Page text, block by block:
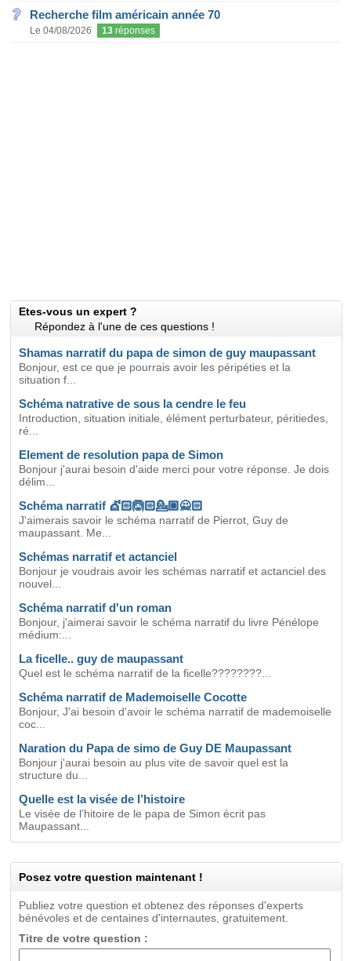
Recherche film américain année 70
Le 04/08/2026 13 réponses
Etes-vous un expert ?
Répondez à l'une de ces questions !
Shamas narratif du papa de simon de guy maupassant
Bonjour, est ce que je pourrais avoir les péripéties et la
situation f...
Schéma natrative de sous la cendre le feu
Introduction, situation initiale, élément perturbateur, péritiedes,
ré...
Element de resolution papa de Simon
Bonjour j'aurai besoin d'aide merci pour votre réponse. Je dois
délim...
Schéma narratif 💇🏻🙆🏻💁🏼🙅🏻
J'aimerais savoir le schéma narratif de Pierrot, Guy de
maupassant. Me...
Schémas narratif et actanciel
Bonjour je voudrais avoir les schémas narratif et actanciel des
nouvel...
Schéma narratif d'un roman
Bonjour, j'aimerai savoir le schéma narratif du livre Pénélope
médium:...
La ficelle.. guy de maupassant
Quel est le schéma narratif de la ficelle????????...
Schéma narratif de Mademoiselle Cocotte
Bonjour, J'ai besoin d'avoir le schéma narratif de mademoiselle
coc...
Naration du Papa de simo de Guy DE Maupassant
Bonjour j'aurai besoin au plus vite de savoir quel est la
structure du...
Quelle est la visée de l’histoire
Le visée de l’hitoire de le papa de Simon écrit pas
Maupassant...
Posez votre question maintenant !
Publiez votre question et obtenez des réponses d'experts
bénévoles et de centaines d'internautes, gratuitement.
Titre de votre question :